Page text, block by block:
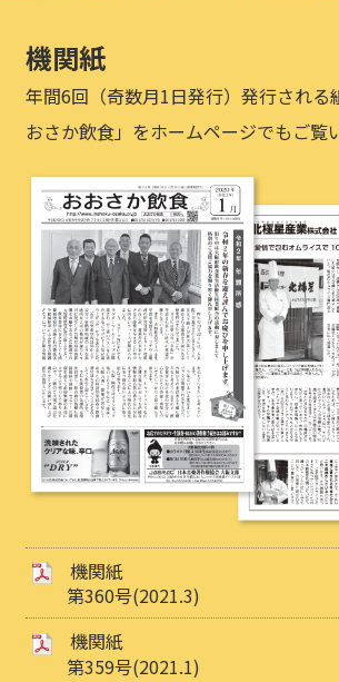
機関紙
年間6回（奇数月1日発行）発行される
おさか飲食」をホームページでもご覧
機関紙
第360号(2021.3)
機関紙
第359号(2021.1)